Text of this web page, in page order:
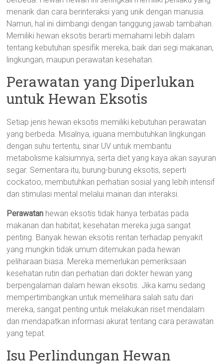
menarik dan cara berinteraksi yang unik dengan manusia.
Namun, hal ini diimbangi dengan tanggung jawab tambahan.
Memiliki hewan eksotis berarti memahami lebih dalam
tentang kebutuhan spesifik mereka, baik dari segi makanan,
lingkungan, maupun perawatan kesehatan.
Perawatan yang Diperlukan
untuk Hewan Eksotis
Setiap jenis hewan eksotis memiliki kebutuhan perawatan
yang berbeda. Misalnya, iguana membutuhkan lingkungan
dengan suhu tertentu, sinar UV untuk membantu
metabolisme kalsiumnya, serta diet yang kaya akan sayuran
segar. Sementara itu, burung-burung eksotis, seperti
cockatoo, membutuhkan perhatian sosial yang lebih intensif
dan stimulasi mental melalui mainan dan interaksi.
Perawatan hewan eksotis tidak hanya terbatas pada
makanan dan habitat; kesehatan mereka juga sangat
penting. Banyak hewan eksotis rentan terhadap penyakit
yang mungkin tidak umum ditemukan pada hewan
peliharaan biasa. Mereka memerlukan pemeriksaan
kesehatan rutin dan perhatian dari dokter hewan yang
berpengalaman dalam hewan eksotis. Jika kamu sedang
mempertimbangkan untuk memelihara salah satu dari
mereka, sangat penting untuk melakukan riset mendalam
dan mendapatkan informasi akurat tentang cara perawatan
yang tepat.
Isu Perlindungan Hewan